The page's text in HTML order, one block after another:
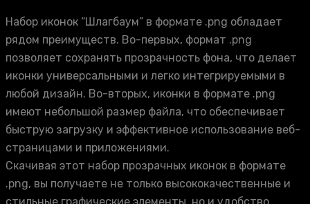
Набор иконок “Шлагбаум” в формате .png обладает
рядом преимуществ. Во-первых, формат .png
позволяет сохранять прозрачность фона, что делает
иконки универсальными и легко интегрируемыми в
любой дизайн. Во-вторых, иконки в формате .png
имеют небольшой размер файла, что обеспечивает
быструю загрузку и эффективное использование веб-
страницами и приложениями.
Скачивая этот набор прозрачных иконок в формате
.png, вы получаете не только высококачественные и